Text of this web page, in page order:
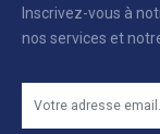
Inscrivez-vous à
nos services et